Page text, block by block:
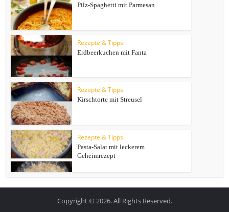
Pilz-Spaghetti mit Parmesan
Rezepte & Tipps
Erdbeerkuchen mit Fanta
Rezepte & Tipps
Kirschtorte mit Streusel
Rezepte & Tipps
Pasta-Salat mit leckerem
Geheimrezept
Copyright © 2026. All Rights Reserved.